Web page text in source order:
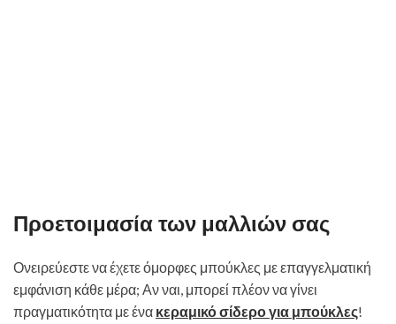
Προετοιμασία των μαλλιών σας
Ονειρεύεστε να έχετε όμορφες μπούκλες με επαγγελματική
εμφάνιση κάθε μέρα; Αν ναι, μπορεί πλέον να γίνει
πραγματικότητα με ένα κεραμικό σίδερο για μπούκλες!